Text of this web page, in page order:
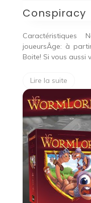
Conspiracy
joueursÂge: à
Boite! Si vous aussi
Lire la suite